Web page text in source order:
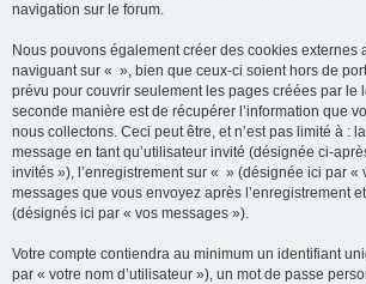
navigation sur le forum.
Nous pouvons également créer des cookies externes
naviguant sur « », bien que ceux-ci soient hors de
prévu pour couvrir seulement les pages créées par le
seconde manière est de récupérer l’information que
nous collectons. Ceci peut être, et n’est pas limité à :
message en tant qu’utilisateur invité (désignée ci-
invités »), l’enregistrement sur « » (désignée ici par «
messages que vous envoyez après l’enregistrement
(désignés ici par « vos messages »).
Votre compte contiendra au minimum un identifiant
par « votre nom d’utilisateur »), un mot de passe